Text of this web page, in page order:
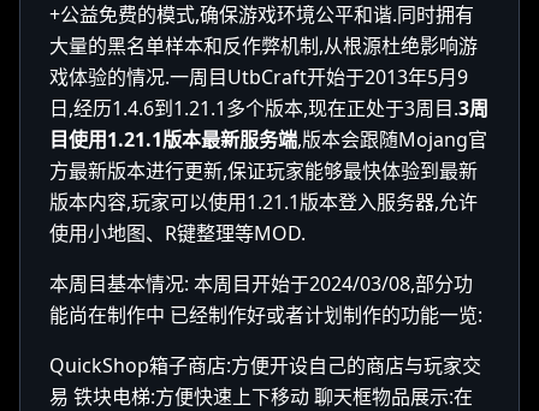
+公益免费的模式,确保游戏环境公平和谐.同时拥有
大量的黑名单样本和反作弊机制,从根源杜绝影响游
戏体验的情况.一周目UtbCraft开始于2013年5月9
日,经历1.4.6到1.21.1多个版本,现在正处于3周目.3周
目使用1.21.1版本最新服务端,版本会跟随Mojang官
方最新版本进行更新,保证玩家能够最快体验到最新
版本内容,玩家可以使用1.21.1版本登入服务器,允许
使用小地图、R键整理等MOD.
本周目基本情况: 本周目开始于2024/03/08,部分功
能尚在制作中 已经制作好或者计划制作的功能一览:
QuickShop箱子商店:方便开设自己的商店与玩家交
易 铁块电梯:方便快速上下移动 聊天框物品展示:在